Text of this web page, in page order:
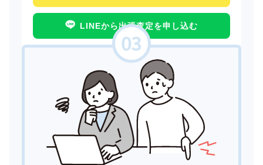
LINEから出張査定を申し込む